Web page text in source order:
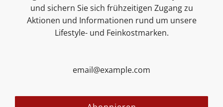
Suchen
Kontakt
Cookie Einstellungen
Versandbedingungen
Folgen Sie uns:
und sichern Sie sich frühzeitigen Zugang zu
Aktionen und Informationen rund um unsere
Lifestyle- und Feinkostmarken.